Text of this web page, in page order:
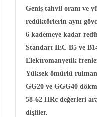
Geniş tahvil oranı ve
redüktörlerin aynı
6 kademeye kadar
Standart IEC B5 ve
Elektromanyetik
Yüksek ömürlü rulman
GG20 ve GGG40
58-62 HRc değerleri
dişliler.